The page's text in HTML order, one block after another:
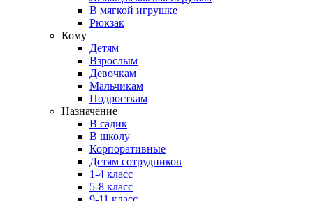
В мягкой игрушке
Рюкзак
Кому
Детям
Взрослым
Девочкам
Мальчикам
Подросткам
Назначение
В садик
В школу
Корпоративные
Детям сотрудников
1-4 класс
5-8 класс